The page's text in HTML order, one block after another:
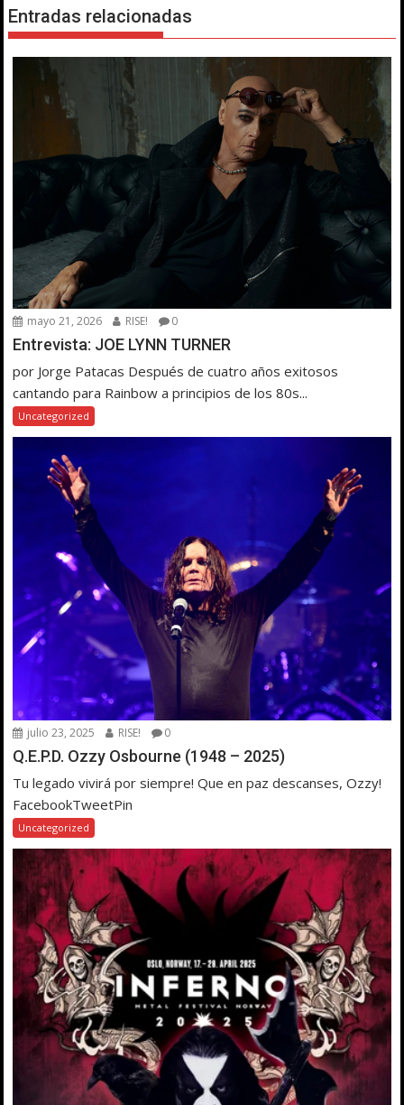
Entradas relacionadas
mayo 21, 2026 RISE! 0
Entrevista: JOE LYNN TURNER
por Jorge Patacas Después de cuatro años exitosos
cantando para Rainbow a principios de los 80s...
Uncategorized
julio 23, 2025 RISE! 0
Q.E.P.D. Ozzy Osbourne (1948 – 2025)
Tu legado vivirá por siempre! Que en paz descanses, Ozzy!
FacebookTweetPin
Uncategorized